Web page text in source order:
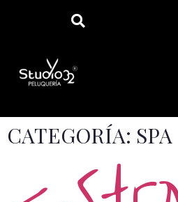
CATEGORÍA: SPA